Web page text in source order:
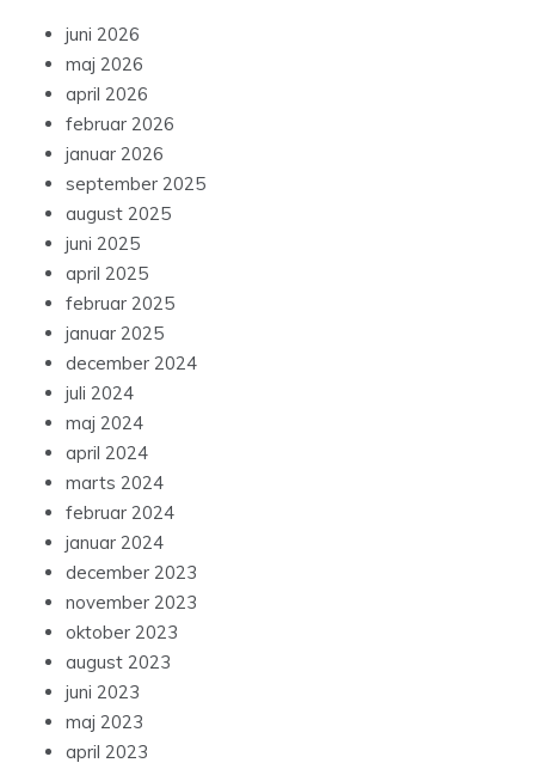
juni 2026
maj 2026
april 2026
februar 2026
januar 2026
september 2025
august 2025
juni 2025
april 2025
februar 2025
januar 2025
december 2024
juli 2024
maj 2024
april 2024
marts 2024
februar 2024
januar 2024
december 2023
november 2023
oktober 2023
august 2023
juni 2023
maj 2023
april 2023